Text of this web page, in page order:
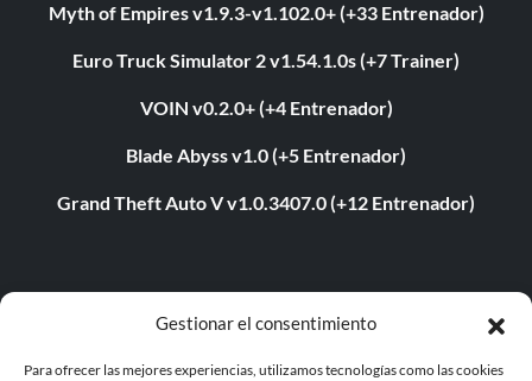
Gestionar el consentimiento
Para ofrecer las mejores experiencias, utilizamos tecnologías como las cookies
Myth of Empires v1.9.3-v1.102.0+ (+33 Entrenador)
Euro Truck Simulator 2 v1.54.1.0s (+7 Trainer)
VOIN v0.2.0+ (+4 Entrenador)
Blade Abyss v1.0 (+5 Entrenador)
Grand Theft Auto V v1.0.3407.0 (+12 Entrenador)
ABOUT US